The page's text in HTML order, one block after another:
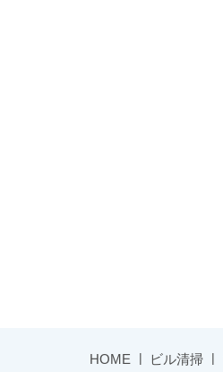
HOME ビル清掃